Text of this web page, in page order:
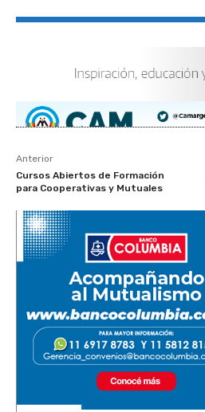
Anterior
Cursos Abiertos de Formación
para Cooperativas y Mutuales